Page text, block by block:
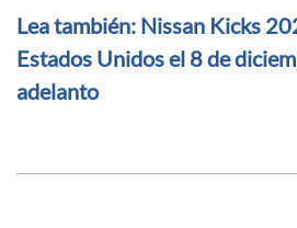
Lea también: Nissan Kicks
Estados Unidos el 8 de
adelanto